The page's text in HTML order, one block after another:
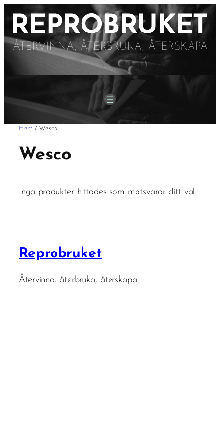
Hem / Wesco
Wesco
Inga produkter hittades som motsvarar ditt val.
Reprobruket
Återvinna, återbruka, återskapa